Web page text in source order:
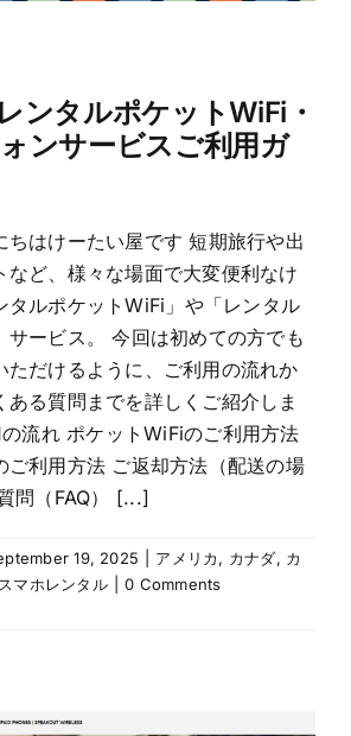
ンタルポケットWiFi・
ンサービスご利用ガ
ちはけーたい屋です 短期旅行や出
など、様々な場面で大変便利なけ
タルポケットWiFi」や「レンタル
サービス。 今回は初めての方でも
ただけるように、ご利用の流れか
ある質問までを詳しくご紹介しま
流れ ポケットWiFiのご利用方法
ご利用方法 ご返却方法（配送の場
問（FAQ） [...]
19, 2025 アメリカ, カナダ, カ
マホレンタル
0 Comments